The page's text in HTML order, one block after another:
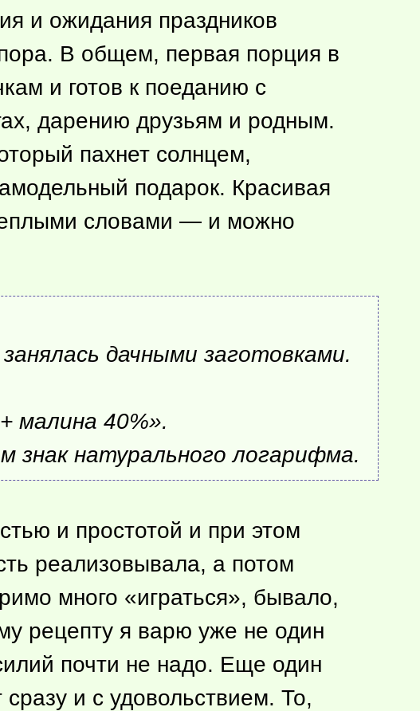
и ожидания праздников
пора. В общем, первая порция в
и готов к поеданию с
дарению друзьям и родным.
пахнет солнцем,
подарок. Красивая
словами — и можно
дачными заготовками.
малина 40%».
знак натурального логарифма.
и простотой и при этом
реализовывала, а потом
много «играться», бывало,
рецепту я варю уже не один
почти не надо. Еще один
и с удовольствием. То,